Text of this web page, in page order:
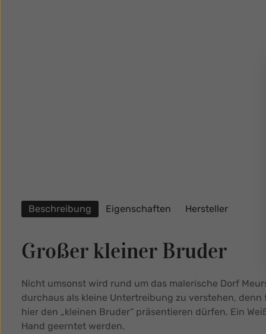
Beschreibung Eigenschaften Hersteller
Großer kleiner Bruder
Nicht umsonst wird rund um das malerische Dorf
durchaus als kleine Untertreibung zu verstehen,
hier den „kleinen Bruder“ präsentieren dürfen. Ein
Hand geerntet werden.